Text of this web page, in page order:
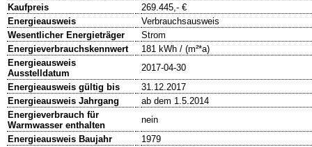
Kaufpreis
269.445,- €
Energieausweis
Verbrauchsausweis
Wesentlicher Energieträger
Strom
Energieverbrauchskennwert
181 kWh / (m²*a)
Energieausweis
Ausstelldatum
2017-04-30
Energieausweis gültig bis
31.12.2017
Energieausweis Jahrgang
ab dem 1.5.2014
Energieverbrauch für
Warmwasser enthalten
nein
Energieausweis Baujahr
1979